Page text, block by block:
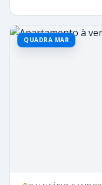
QUADRA MAR